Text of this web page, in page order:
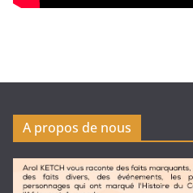
A propos de nous